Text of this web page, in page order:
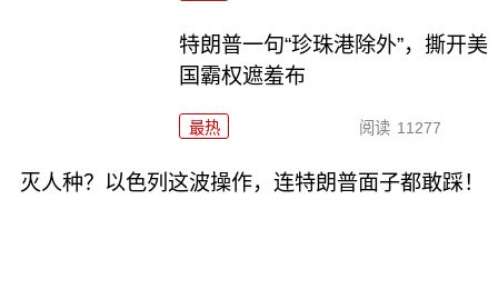
特朗普一句“珍珠港除外”，撕开美
国霸权遮羞布
最热 阅读 11277
灭人种？以色列这波操作，连特朗普面子都敢踩！